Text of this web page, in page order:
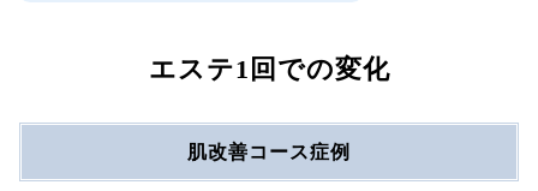
エステ1回での変化
肌改善コース症例